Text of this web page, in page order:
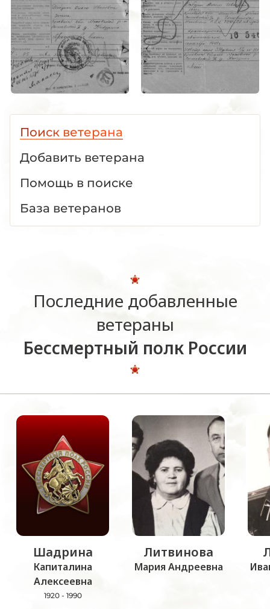
Поиск ветерана
Добавить ветерана
Помощь в поиске
База ветеранов
Последние добавленные
ветераны
Бессмертный полк России
Шадрина
Капиталина
Алексеевна
1920 - 1990
Литвинова
Мария Андреевна